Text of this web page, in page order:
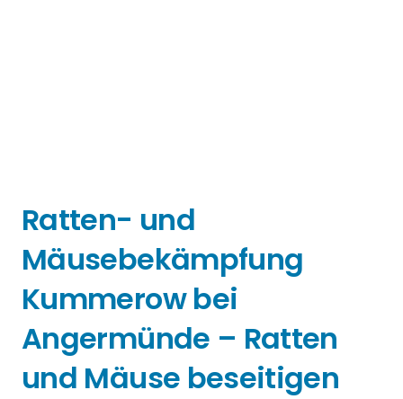
Ratten- und
Mäusebekämpfung
Kummerow bei
Angermünde – Ratten
und Mäuse beseitigen